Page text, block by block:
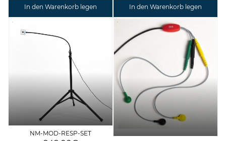
In den Warenkorb legen In den Warenkorb legen
NM-MOD-RESP-SET